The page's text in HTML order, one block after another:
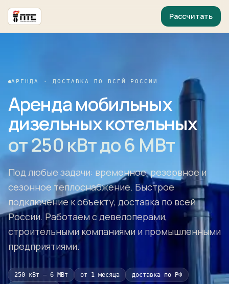
Рассчитать
АРЕНДА · ДОСТАВКА ПО ВСЕЙ РОССИИ
Аренда мобильных
дизельных котельных
от 250 кВт до 6 МВт
Под любые задачи: временное, резервное и
сезонное теплоснабжение. Быстрое
подключение к объекту, доставка по всей
России. Работаем с девелоперами,
строительными компаниями и промышленными
предприятиями.
250 кВт – 6 МВт от 1 месяца
доставка по РФ